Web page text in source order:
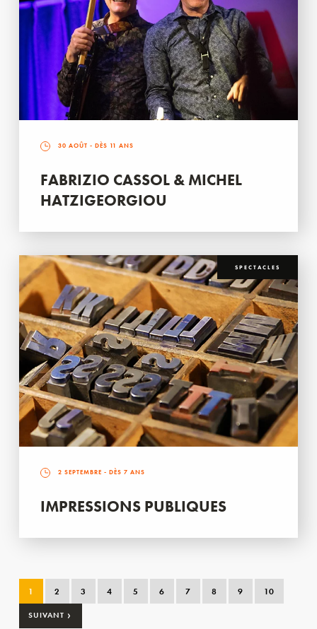
30 AOÛT - DÈS 11 ANS
FABRIZIO CASSOL & MICHEL
HATZIGEORGIOU
SPECTACLES
2 SEPTEMBRE - DÈS 7 ANS
IMPRESSIONS PUBLIQUES
1 2 3 4 5 6 7 8 9 10
SUIVANT ›